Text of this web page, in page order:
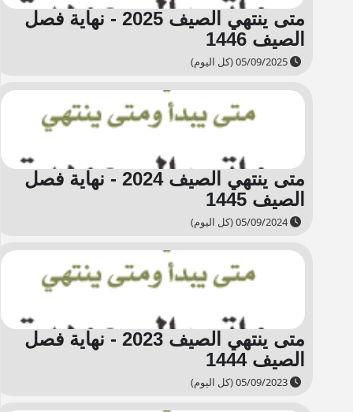
متى ينتهي الصيف 2025 - نهاية فصل
الصيف 1446
متى ينتهي الصيف 2024 - نهاية فصل
الصيف 1445
05/09/2024 (كل اليوم)
متى ينتهي الصيف 2023 - نهاية فصل
الصيف 1444